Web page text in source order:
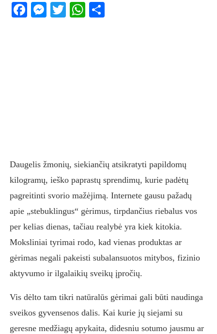
Facebook
Messenger
TwitterWhatsApp
Daugelis žmonių, siekiančių atsikratyti papildomų
kilogramų, ieško paprastų sprendimų, kurie padėtų
pagreitinti svorio mažėjimą. Internete gausu pažadų
apie „stebuklingus“ gėrimus, tirpdančius riebalus vos
per kelias dienas, tačiau realybė yra kiek kitokia.
Moksliniai tyrimai rodo, kad vienas produktas ar
gėrimas negali pakeisti subalansuotos mitybos, fizinio
aktyvumo ir ilgalaikių sveikų įpročių.
Vis dėlto tam tikri natūralūs gėrimai gali būti naudinga
sveikos gyvensenos dalis. Kai kurie jų siejami su
geresne medžiagų apykaita, didesniu sotumo jausmu ar